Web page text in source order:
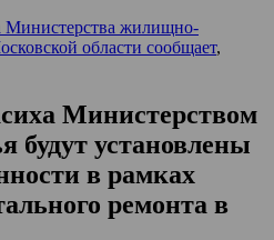
Министерства жилищно-
области сообщает,
Министерством
установлены
в рамках
ремонта в